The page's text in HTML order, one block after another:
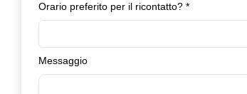
Orario preferito per il ricontatto? *
Messaggio